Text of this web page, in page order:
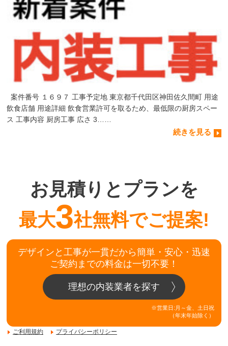
案件番号 １６９７ 工事予定地 東京都千代田区神田佐久間町 用途
飲食店舗 用途詳細 飲食営業許可を取るため、最低限の厨房スペー
ス 工事内容 厨房工事 広さ 3……
続きを見る
お見積りとプランを
最大3社無料でご提案!
デザインと工事が一貫だから簡単・安心・迅速
ご契約までの料金は一切不要！
理想の内装業者を探す
※営業日:月～金、土日祝
（年末年始除く）
ご利用規約 プライバシーポリシー